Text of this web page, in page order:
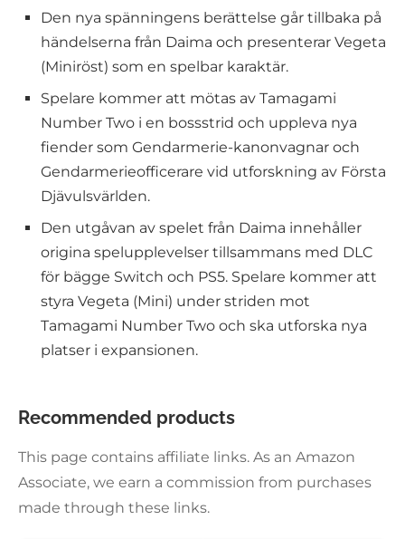
Den nya spänningens berättelse går tillbaka på
händelserna från Daima och presenterar Vegeta
(Miniröst) som en spelbar karaktär.
Spelare kommer att mötas av Tamagami
Number Two i en bossstrid och uppleva nya
fiender som Gendarmerie-kanonvagnar och
Gendarmerieofficerare vid utforskning av Första
Djävulsvärlden.
Den utgåvan av spelet från Daima innehåller
origina spelupplevelser tillsammans med DLC
för bägge Switch och PS5. Spelare kommer att
styra Vegeta (Mini) under striden mot
Tamagami Number Two och ska utforska nya
platser i expansionen.
Recommended products
This page contains affiliate links. As an Amazon
Associate, we earn a commission from purchases
made through these links.